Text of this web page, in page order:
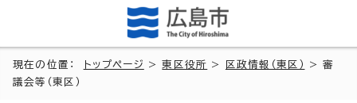
現在の位置： トップページ >東区役所 > 区政情報（東区）
> 審
議会等（東区）